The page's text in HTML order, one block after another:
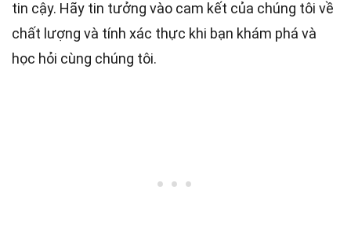
tin cậy. Hãy tin tưởng vào cam kết của chúng tôi về
chất lượng và tính xác thực khi bạn khám phá và
học hỏi cùng chúng tôi.